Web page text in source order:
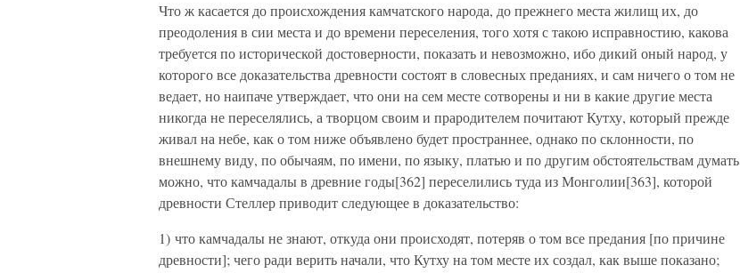
Что ж касается до происхождения камчатского народа, до прежнего места жилищ их, до
преодоления в сии места и до времени переселения, того хотя с такою исправностию, какова
требуется по исторической достоверности, показать и невозможно, ибо дикий оный народ, у
которого все доказательства древности состоят в словесных преданиях, и сам ничего о том не
ведает, но наипаче утверждает, что они на сем месте сотворены и ни в какие другие места
никогда не переселялись, а творцом своим и прародителем почитают Кутху, который прежде
живал на небе, как о том ниже объявлено будет пространнее, однако по склонности, по
внешнему виду, по обычаям, по имени, по языку, платью и по другим обстоятельствам думать
можно, что камчадалы в древние годы[362] переселились туда из Монголии[363], которой
древности Стеллер приводит следующее в доказательство:
1) что камчадалы не знают, откуда они происходят, потеряв о том все предания [по причине
древности]; чего ради верить начали, что Кутху на том месте их создал, как выше показано;